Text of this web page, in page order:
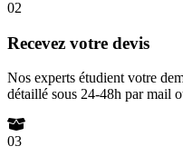
02
Recevez votre devis
Nos experts étudient votre
détaillé sous 24-48h par mail
03